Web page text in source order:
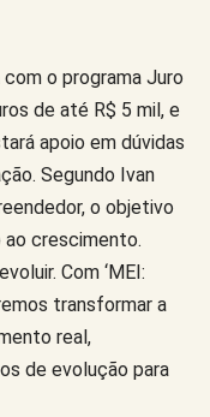
o programa Juro
de até R$ 5 mil, e
apoio em dúvidas
Segundo Ivan
o objetivo
crescimento.
Com ‘MEI:
transformar a
real,
de evolução para